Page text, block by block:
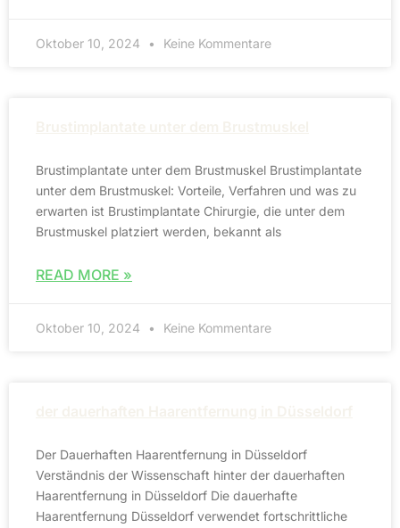
Oktober 10, 2024 Keine Kommentare
Brustimplantate unter dem Brustmuskel Brustimplantate
unter dem Brustmuskel: Vorteile, Verfahren und was zu
erwarten ist Brustimplantate Chirurgie, die unter dem
Brustmuskel platziert werden, bekannt als
READ MORE »
Oktober 10, 2024 Keine Kommentare
Der Dauerhaften Haarentfernung in Düsseldorf
Verständnis der Wissenschaft hinter der dauerhaften
Haarentfernung in Düsseldorf Die dauerhafte
Haarentfernung Düsseldorf verwendet fortschrittliche